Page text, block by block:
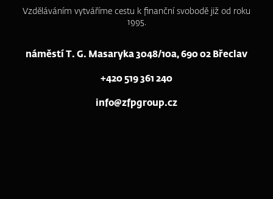
Vzděláváním vytváříme cestu k finanční svobodě již od roku
1995.
náměstí T. G. Masaryka 3048/10a, 690 02 Břeclav
+420 519 361 240
info@zfpgroup.cz